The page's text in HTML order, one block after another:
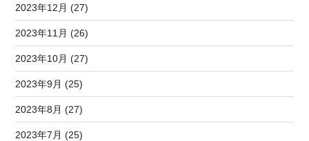
2023年12月 (27)
2023年11月 (26)
2023年10月 (27)
2023年9月 (25)
2023年8月 (27)
2023年7月 (25)